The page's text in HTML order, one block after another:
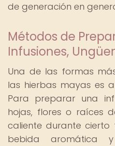
de generación en
Métodos de
Infusiones,
Una de las formas
las hierbas mayas es
Para preparar una
hojas, flores o raíces
caliente durante cierto
bebida aromática